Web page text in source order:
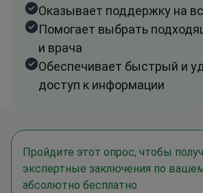
Оказывает поддержку на
Помогает выбрать
и врача
Обеспечивает быстрый и
доступ к информации
Пройдите этот опрос, чтобы
экспертные заключения по
абсолютно бесплатно